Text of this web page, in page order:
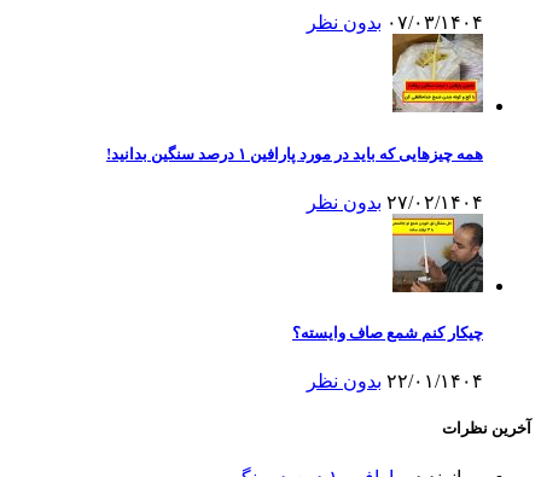
۰۷/۰۳/۱۴۰۴ بدون نظر
همه چیزهایی که باید در مورد پارافین ۱ درصد سنگین بدانید!
۲۷/۰۲/۱۴۰۴ بدون نظر
چیکار کنم شمع صاف وایسته؟
۲۲/۰۱/۱۴۰۴ بدون نظر
آخرین نظرات